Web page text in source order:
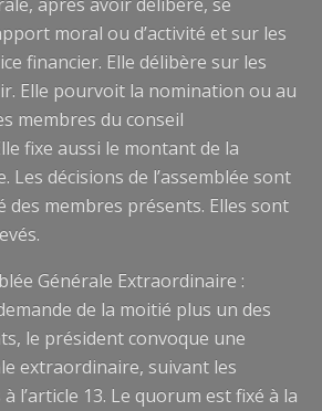
moral ou d’activité et sur les
financier. Elle délibère sur les
Elle pourvoit la nomination ou au
membres du conseil
fixe aussi le montant de la
Les décisions de l’assemblée sont
des membres présents. Elles sont
Générale Extraordinaire :
de la moitié plus un des
le président convoque une
extraordinaire, suivant les
l’article 13. Le quorum est fixé à la